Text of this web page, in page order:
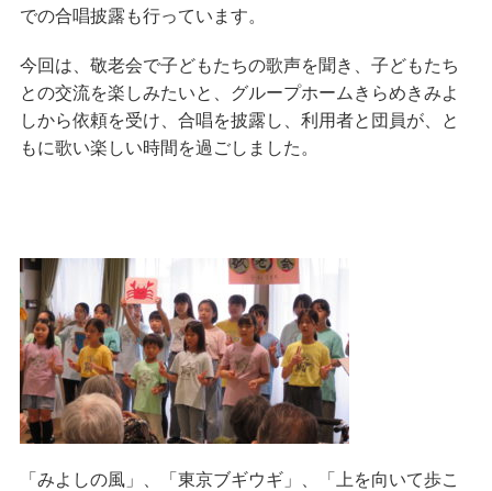
での合唱披露も行っています。
今回は、敬老会で子どもたちの歌声を聞き、子どもたち
との交流を楽しみたいと、グループホームきらめきみよ
しから依頼を受け、合唱を披露し、利用者と団員が、と
もに歌い楽しい時間を過ごしました。
「みよしの風」、「東京ブギウギ」、「上を向いて歩こ